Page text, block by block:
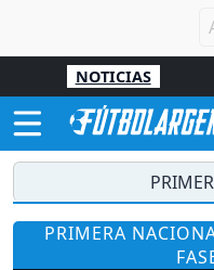
NOTICIAS
PRIMERA